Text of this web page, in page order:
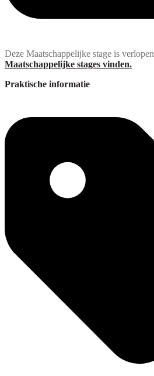
Deze Maatschappelijke stage is verlopen
Maatschappelijke stages vinden.
Praktische informatie